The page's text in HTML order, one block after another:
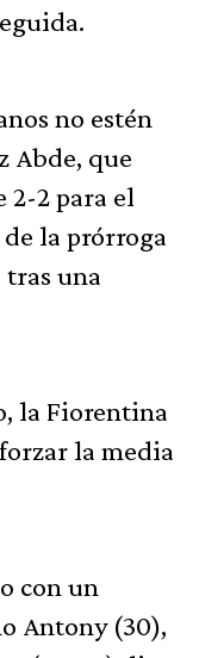
no estén
Abde, que
2-2 para el
la prórroga
tras una
la Fiorentina
la media
con un
Antony (30),